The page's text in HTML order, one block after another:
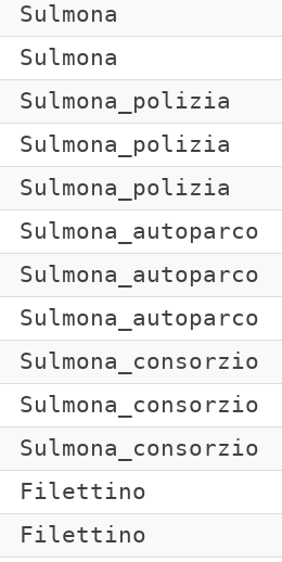
Sulmona
Sulmona
Sulmona_polizia
Sulmona_polizia
Sulmona_polizia
Sulmona_autoparco
Sulmona_autoparco
Sulmona_autoparco
Sulmona_consorzio
Sulmona_consorzio
Sulmona_consorzio
Filettino
Filettino